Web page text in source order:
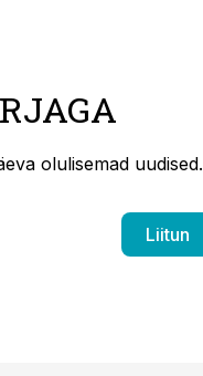
olulisemad uudised.
Liitun